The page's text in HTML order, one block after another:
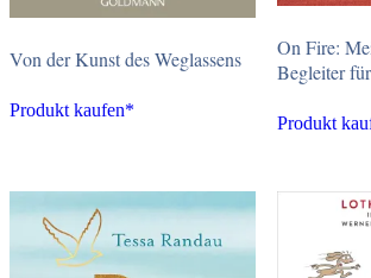
Von der Kunst des Weglassens
Produkt kaufen*
On Fire:
Begleiter
Produkt